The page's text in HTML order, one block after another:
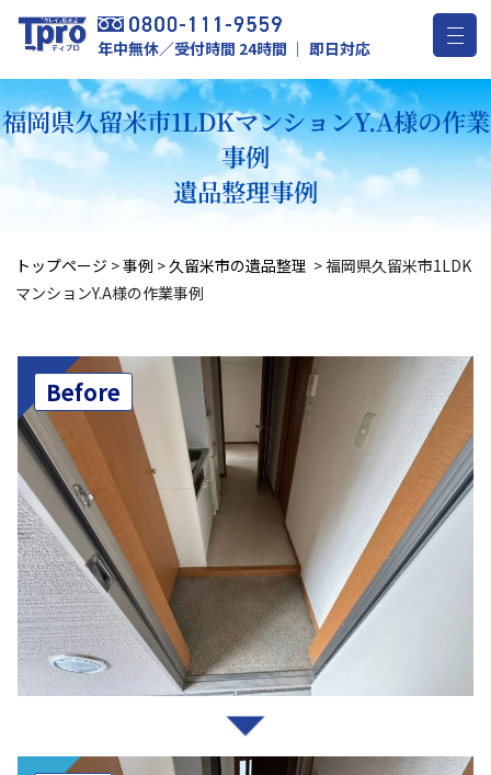
年中無休／受付時間 24時間 ｜ 即日対応
福岡県久留米市1LDKマンションY.A様の作業
事例
遺品整理事例
トップページ >事例 >久留米市の遺品整理 >福岡県久留米市1LDK
マンションY.A様の作業事例
Before